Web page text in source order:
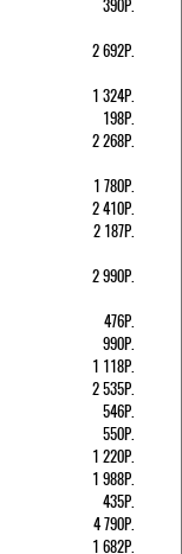
390Р.
2 692Р.
1 324Р.
198Р.
2 268Р.
1 780Р.
2 410Р.
2 187Р.
2 990Р.
476Р.
990Р.
1 118Р.
2 535Р.
546Р.
550Р.
1 220Р.
1 988Р.
435Р.
4 790Р.
1 682Р.